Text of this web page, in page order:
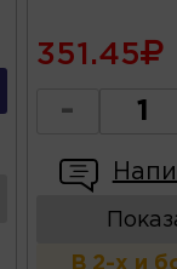
351.45
-
В 2-х и